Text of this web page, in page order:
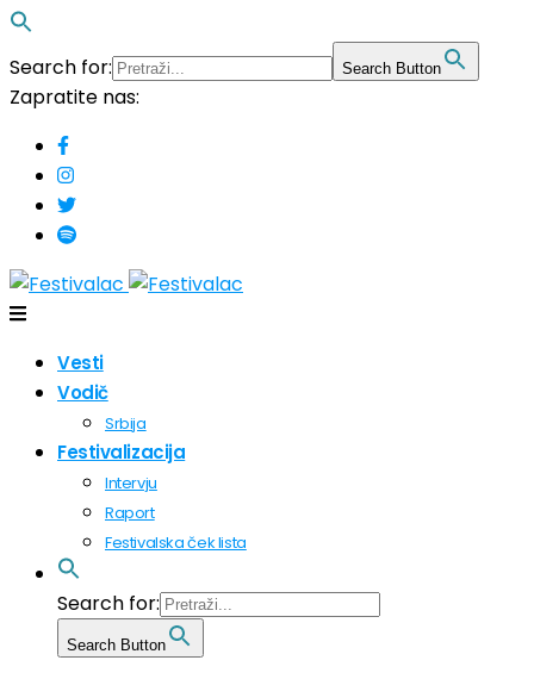
Search for: Search Button
Zapratite nas:
Vesti
Vodič
Srbija
Festivalizacija
Intervju
Raport
Festivalska ček lista
Search for:
Search Button